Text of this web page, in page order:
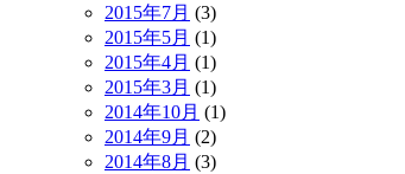
2015年7月 (3)
2015年5月 (1)
2015年4月 (1)
2015年3月 (1)
2014年10月 (1)
2014年9月 (2)
2014年8月 (3)